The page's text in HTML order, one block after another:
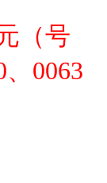
（号
、0063